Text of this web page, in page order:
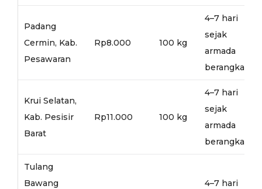
Padang
Cermin, Kab.
Pesawaran
Rp8.000 100 kg
4–7 hari
sejak
armada
berangkat
Krui Selatan,
Kab. Pesisir
Barat
Rp11.000 100 kg
4–7 hari
sejak
armada
berangkat
Tulang
Bawang
4–7 hari